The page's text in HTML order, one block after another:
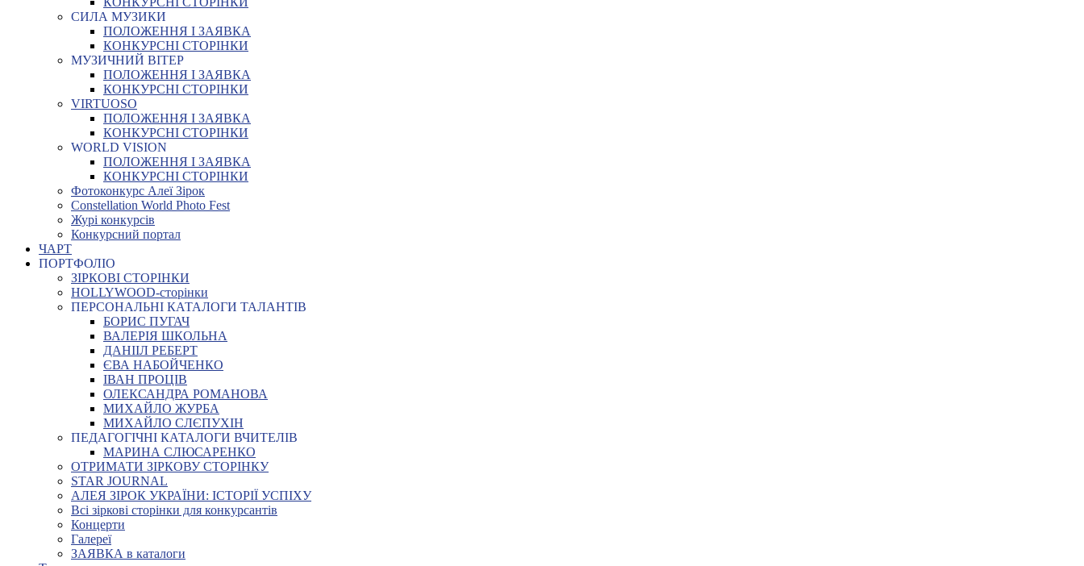
СИЛА МУЗИКИ
ПОЛОЖЕННЯ І ЗАЯВКА
КОНКУРСНІ СТОРІНКИ
МУЗИЧНИЙ ВІТЕР
ПОЛОЖЕННЯ І ЗАЯВКА
КОНКУРСНІ СТОРІНКИ
VIRTUOSO
ПОЛОЖЕННЯ І ЗАЯВКА
КОНКУРСНІ СТОРІНКИ
WORLD VISION
ПОЛОЖЕННЯ І ЗАЯВКА
КОНКУРСНІ СТОРІНКИ
Фотоконкурс Алеї Зірок
Constellation World Photo Fest
Журі конкурсів
Конкурсний портал
ЧАРТ
ПОРТФОЛІО
ЗІРКОВІ СТОРІНКИ
HOLLYWOOD-сторінки
ПЕРСОНАЛЬНІ КАТАЛОГИ ТАЛАНТІВ
БОРИС ПУГАЧ
ВАЛЕРІЯ ШКОЛЬНА
ДАНІІЛ РЕБЕРТ
ЄВА НАБОЙЧЕНКО
ІВАН ПРОЦІВ
ОЛЕКСАНДРА РОМАНОВА
МИХАЙЛО ЖУРБА
МИХАЙЛО СЛЄПУХІН
ПЕДАГОГІЧНІ КАТАЛОГИ ВЧИТЕЛІВ
МАРИНА СЛЮСАРЕНКО
ОТРИМАТИ ЗІРКОВУ СТОРІНКУ
STAR JOURNAL
АЛЕЯ ЗІРОК УКРАЇНИ: ІСТОРІЇ УСПІХУ
Всі зіркові сторінки для конкурсантів
Концерти
Галереї
ЗАЯВКА в каталоги